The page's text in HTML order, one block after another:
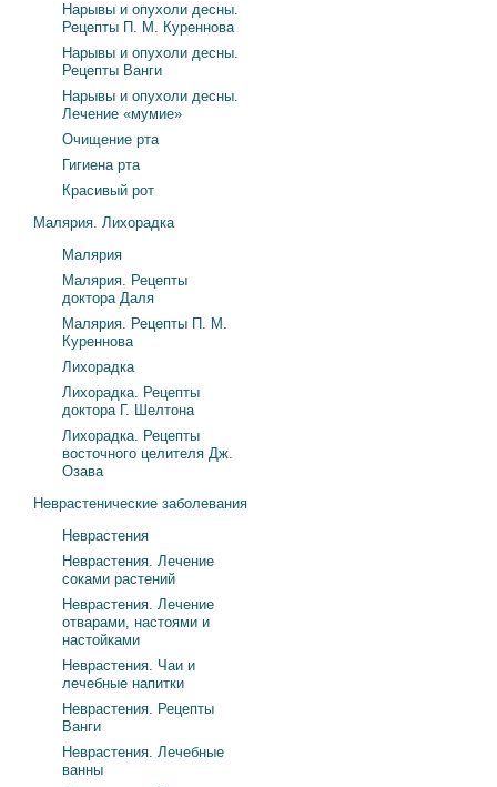
Нарывы и опухоли десны.
Рецепты П. М. Куреннова
Нарывы и опухоли десны.
Рецепты Ванги
Нарывы и опухоли десны.
Лечение «мумие»
Очищение рта
Гигиена рта
Красивый рот
Малярия. Лихорадка
Малярия
Малярия. Рецепты
доктора Даля
Малярия. Рецепты П. М.
Куреннова
Лихорадка
Лихорадка. Рецепты
доктора Г. Шелтона
Лихорадка. Рецепты
восточного целителя Дж.
Озава
Неврастенические заболевания
Неврастения
Неврастения. Лечение
соками растений
Неврастения. Лечение
отварами, настоями и
настойками
Неврастения. Чаи и
лечебные напитки
Неврастения. Рецепты
Ванги
Неврастения. Лечебные
ванны